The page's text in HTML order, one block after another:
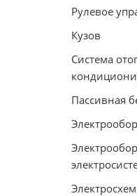
Рулевое
Кузов
Система
Пассивная